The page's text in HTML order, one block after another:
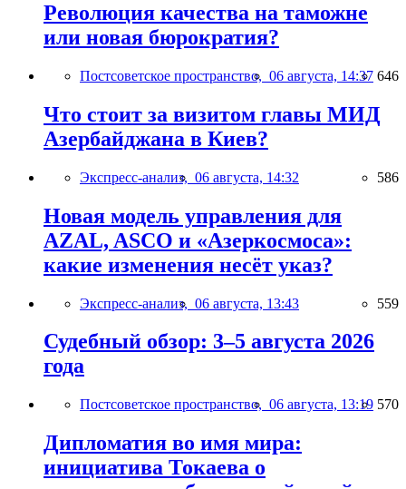
Революция качества на таможне
или новая бюрократия?
Постсоветское пространство, 06 августа, 14:37 646
Что стоит за визитом главы МИД
Азербайджана в Киев?
Экспресс-анализ, 06 августа, 14:32 586
Новая модель управления для
AZAL, ASCO и «Азеркосмоса»:
какие изменения несёт указ?
Экспресс-анализ, 06 августа, 13:43 559
Судебный обзор: 3–5 августа 2026
года
Постсоветское пространство, 06 августа, 13:19 570
Дипломатия во имя мира:
инициатива Токаева о